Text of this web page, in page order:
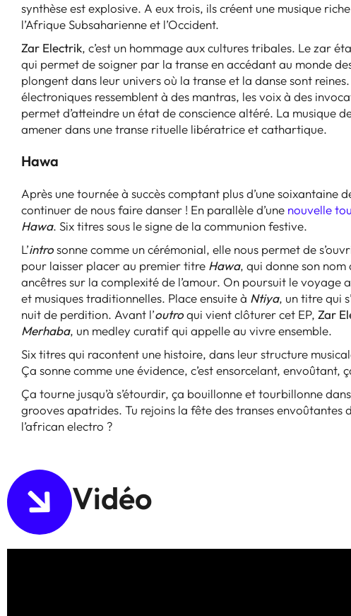
synthèse est explosive. A eux trois, ils créent une musique
l’Afrique Subsaharienne et l’Occident.
Zar Electrik, c’est un hommage aux cultures tribales. Le zar
qui permet de soigner par la transe en accédant au monde
plongent dans leur univers où la transe et la danse sont
électroniques ressemblent à des mantras, les voix à des
permet d’atteindre un état de conscience altéré. La musique
amener dans une transe rituelle libératrice et cathartique.
Hawa
Après une tournée à succès comptant plus d’une soixantaine
continuer de nous faire danser ! En parallèle d’une nouvelle
Hawa. Six titres sous le signe de la communion festive.
L’introsonne comme un cérémonial, elle nous permet de
pour laisser placer au premier titre Hawa, qui donne son
ancêtres sur la complexité de l’amour. On poursuit le voyage
et musiques traditionnelles. Place ensuite à Ntiya, un titre qui
nuit de perdition. Avant l’outroqui vient clôturer cet EP, Zar
Merhaba, un medley curatif qui appelle au vivre ensemble.
Six titres qui racontent une histoire, dans leur structure
Ça sonne comme une évidence, c’est ensorcelant, envoûtant,
Ça tourne jusqu’à s’étourdir, ça bouillonne et tourbillonne
grooves apatrides. Tu rejoins la fête des transes envoûtantes
l’african electro ?
Vidéo